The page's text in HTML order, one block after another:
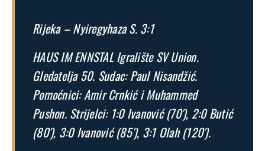
Rijeka – Nyiregyhaza S. 3:1
HAUS IM ENNSTAL Igralište SV Union.
Gledatelja 50. Sudac: Paul Nisandžić.
Pomoćnici: Amir Crnkić i Muhammed
Pushon. Strijelci: 1:0 Ivanović (70′), 2:0 Butić
(80′), 3:0 Ivanović (85′), 3:1 Olah (120′).